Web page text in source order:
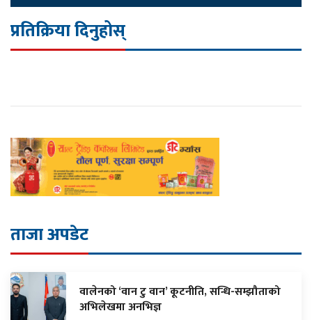
प्रतिक्रिया दिनुहोस्
ताजा अपडेट
वालेनको ‘वान टु वान’ कूटनीति, सन्धि-सम्झौताको
अभिलेखमा अनभिज्ञ